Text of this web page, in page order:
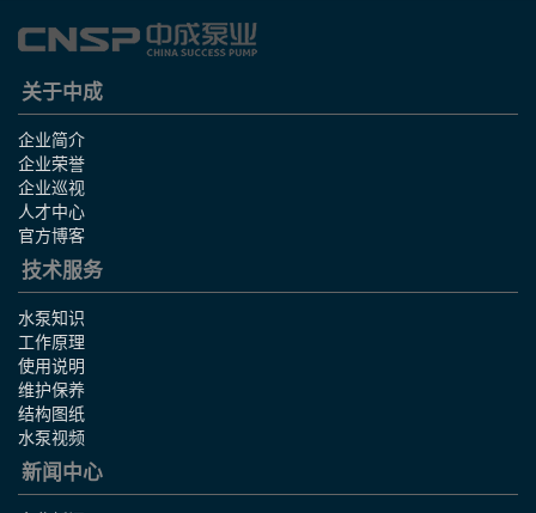
关于中成
企业简介
企业荣誉
企业巡视
人才中心
官方博客
技术服务
水泵知识
工作原理
使用说明
维护保养
结构图纸
水泵视频
新闻中心